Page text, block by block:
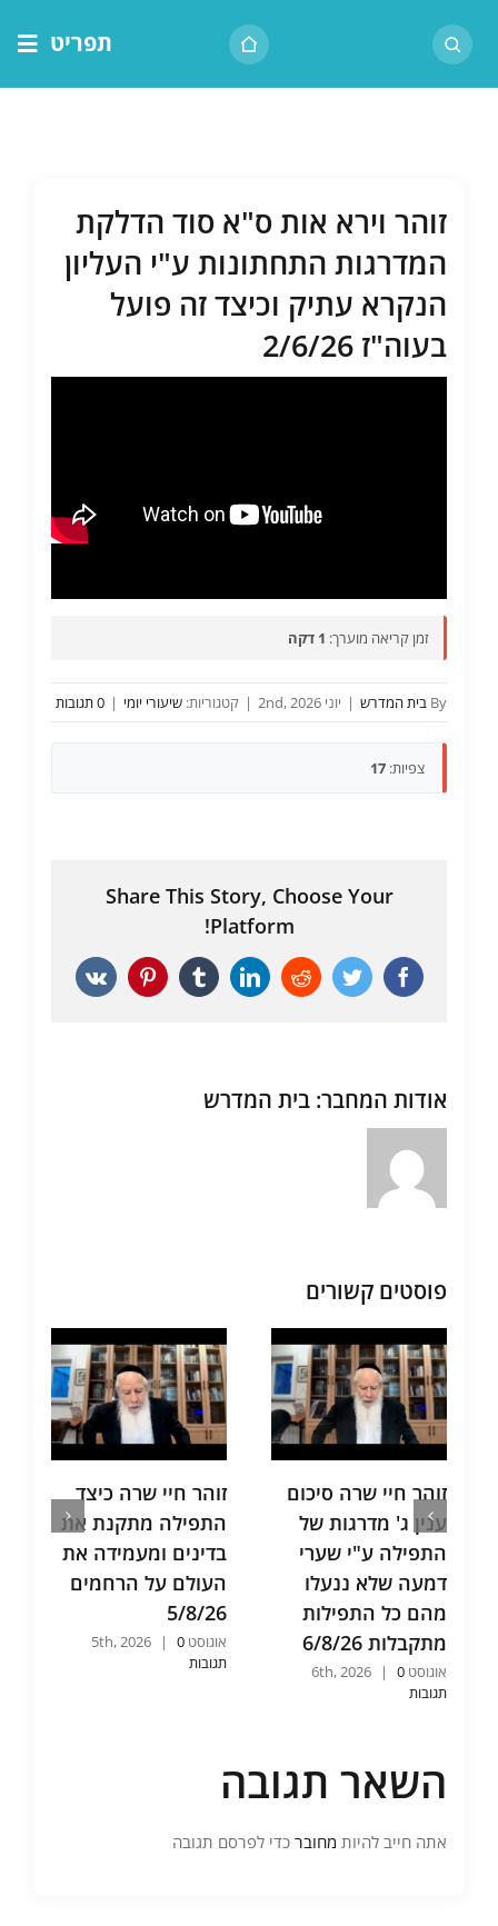
לתוכן
תפריט
שיעור יומי
מאמרים
זוהר וירא אות ס"א סוד הדלקת
המדרגות התחתונות ע"י העליון
הנקרא עתיק וכיצד זה פועל
בעוה"ז 2/6/26
זמן קריאה מוערך: 1 דקה
By בית המדרש | יוני 2nd, 2026 | קטגוריות: שיעורי יומי | 0 תגובות
צפיות: 17
Share This Story, Choose Your
Platform!
Facebook
Twitter
Reddit
LinkedIn
Tumblr
Pinterest
Vk
אודות המחבר: בית המדרש
פוסטים קשורים
זוהר חיי שרה סיכום
ענין ג' מדרגות של
התפילה ע"י שערי
דמעה שלא ננעלו
מהם כל התפילות
מתקבלות 6/8/26
אוגוסט 6th, 2026 |
0
תגובות
זוהר חיי שרה כיצד
התפילה מתקנת את
בדינים ומעמידה את
העולם על הרחמים
5/8/26
אוגוסט 5th, 2026 |
0
תגובות
השאר תגובה
אתה חייב להיות מחובר כדי לפרסם תגובה